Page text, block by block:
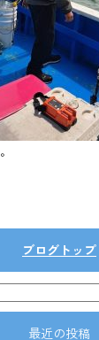
ブログトップ
最近の投稿